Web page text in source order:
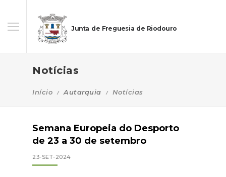
Junta de Freguesia de Riodouro
Notícias
Início Autarquia Notícias
Semana Europeia do Desporto
de 23 a 30 de setembro
23-SET-2024